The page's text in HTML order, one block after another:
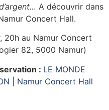
A découvrir dans
Concert Hall.
20h au Namur Concert
82, 5000 Namur)
: LE MONDE
| Namur Concert Hall